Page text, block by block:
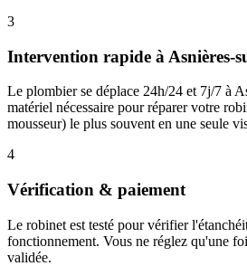
3
Intervention rapide à Asnières-
Le plombier se déplace 24h/24 et 7j/7 à
matériel nécessaire pour réparer votre
mousseur) le plus souvent en une seule
4
Vérification & paiement
Le robinet est testé pour vérifier
fonctionnement. Vous ne réglez qu'une
validée.